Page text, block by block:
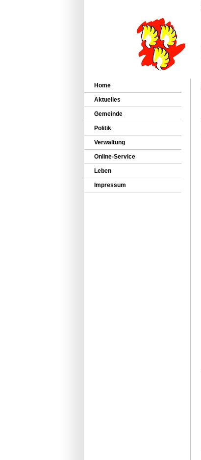
Home
Aktuelles
Gemeinde
Politik
Verwaltung
Online-Service
Leben
Impressum